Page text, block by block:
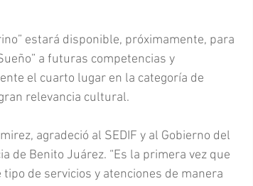
estará disponible, próximamente, para
a futuras competencias y
el cuarto lugar en la categoría de
relevancia cultural.
agradeció al SEDIF y al Gobierno del
de Benito Juárez. “Es la primera vez que
de servicios y atenciones de manera